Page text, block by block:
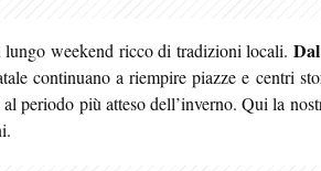
lungo weekend ricco di tradizioni locali.
continuano a riempire piazze e centri
periodo più atteso dell’inverno. Qui la